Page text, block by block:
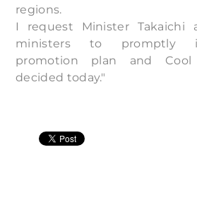
regions.
I request Minister Takaichi
ministers to promptly
promotion plan and Cool
decided today."